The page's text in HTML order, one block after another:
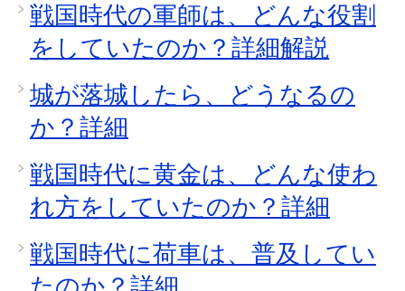
戦国時代の軍師は、どんな役割
をしていたのか？詳細解説
城が落城したら、どうなるの
か？詳細
戦国時代に黄金は、どんな使わ
れ方をしていたのか？詳細
戦国時代に荷車は、普及してい